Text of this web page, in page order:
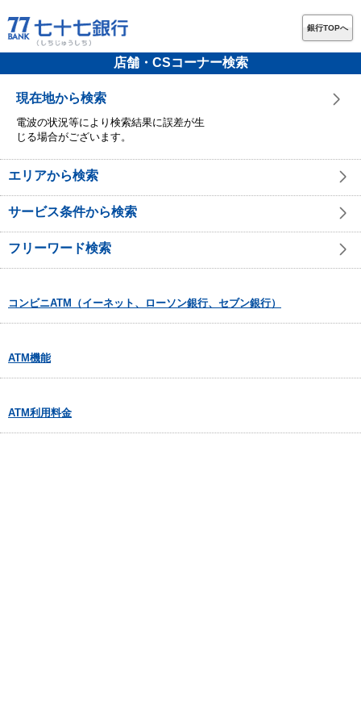
銀行TOPへ
店舗・CSコーナー検索
現在地から検索
電波の状況等により検索結果に誤差が生
じる場合がございます。
エリアから検索
サービス条件から検索
フリーワード検索
コンビニATM（イーネット、ローソン銀行、セブン銀行）
ATM機能
ATM利用料金